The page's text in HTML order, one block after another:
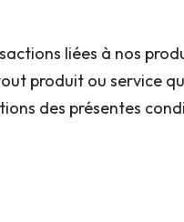
liées à nos
produit ou service
des présentes